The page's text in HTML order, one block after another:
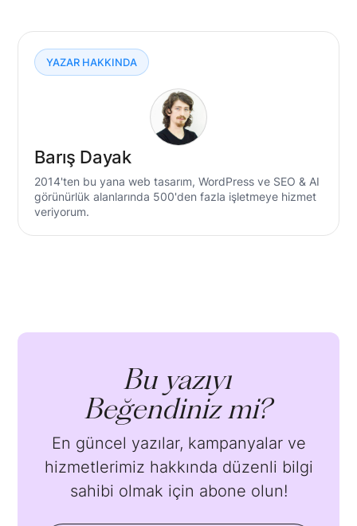
YAZAR HAKKINDA
Barış Dayak
2014'ten bu yana web tasarım, WordPress ve SEO & AI
görünürlük alanlarında 500'den fazla işletmeye hizmet
veriyorum.
Bu yazıyı
Beğendiniz mi?
En güncel yazılar, kampanyalar ve
hizmetlerimiz hakkında düzenli bilgi
sahibi olmak için abone olun!